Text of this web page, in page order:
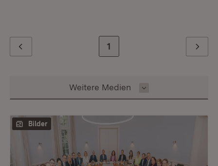
Zur letzten Seite
1 Weiter
Inhalt auswählen
Weitere Medien
Bilder